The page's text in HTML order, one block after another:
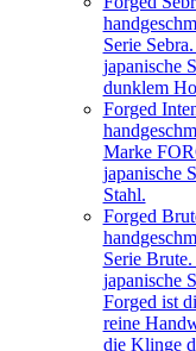
Serie
japanische
dunklem
Forged
Marke
japanische
Stahl.
Forged
Serie
japanische
Forged ist
reine
die Klinge